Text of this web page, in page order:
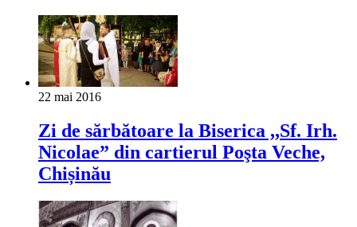
22 mai 2016
Zi de sărbătoare la Biserica ,,Sf. Irh.
Nicolae” din cartierul Poşta Veche,
Chișinău